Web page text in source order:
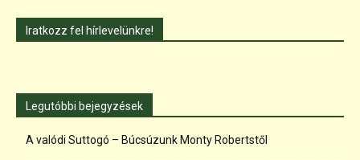
Iratkozz fel hírlevelünkre!
Legutóbbi bejegyzések
A valódi Suttogó – Búcsúzunk Monty Robertstől